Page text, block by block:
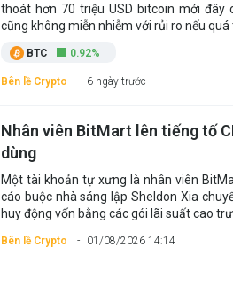
Bên lề Crypto 6 ngày trước
thoát hơn 70 triệu USD bitcoin mới
cũng không miễn nhiễm với rủi ro nếu
BTC 0.92%
Bên lề Crypto 01/08/2026 14:14
Nhân viên BitMart lên tiếng tố
dùng
Một tài khoản tự xưng là nhân viên
cáo buộc nhà sáng lập Sheldon Xia
huy động vốn bằng các gói lãi suất cao